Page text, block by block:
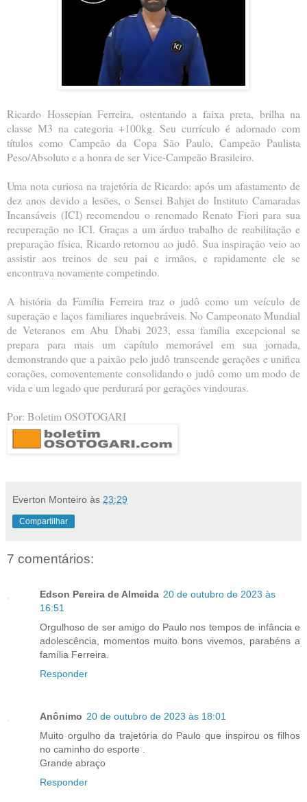
Ricardo Hossepian Ferreira, ostentando a faixa preta, brilha na
classe M3 na categoria +100kg. Seu currículo é adornado com
títulos como Campeão da Copa São Paulo, Campeão Paulista
Peso/Absoluto e a honra de ser Vice-Campeão Brasileiro.
Uma nota curiosa na trajetória de Ricardo: após um afastamento de
dez anos devido a lesões, o Sensei Bahjet do Instituto Camaradas
Incansáveis (ICI) recomendou o renomado Renato Fiori para sua
recuperação no ICI. Graças a um árduo trabalho de reabilitação e
preparação física, Ricardo retornou ao judô. Sua inspiração veio ao
assistir aos treinos de seu pai e irmãos, e rapidamente ele se
encontrava novamente competindo.
A história da Família Ferreira traz o judô como um veículo de
superação e laços familiares inquebráveis. No Campeonato Mundial
de Veteranos em Abu Dhabi 2023, essa família excepcional se
prepara para mais um capítulo memorável em sua jornada,
demonstrando que a paixão pelo judô transcende gerações e unifica
corações, comoventemente consolidando o judô como um modo de
vida e um legado que perdurará por gerações vindouras.
Por: Boletim OSOTOGARI
Everton Monteiro às 23:29
Compartilhar
7 comentários:
Edson Pereira de Almeida 20 de outubro de 2023 às
16:51
Orgulhoso de ser amigo do Paulo nos tempos de infância e
adolescência, momentos muito bons vivemos, parabéns a
família Ferreira.
Responder
Anônimo 20 de outubro de 2023 às 18:01
Muito orgulho da trajetória do Paulo que inspirou os filhos
no caminho do esporte .
Grande abraço
Responder